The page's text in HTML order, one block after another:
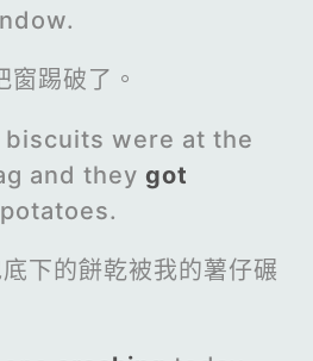
踢破了。
were at the
and they got
下的餅乾被我的薯仔碾